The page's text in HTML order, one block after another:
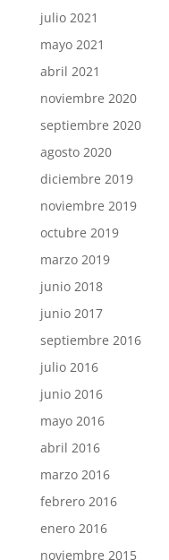
julio 2021
mayo 2021
abril 2021
noviembre 2020
septiembre 2020
agosto 2020
diciembre 2019
noviembre 2019
octubre 2019
marzo 2019
junio 2018
junio 2017
septiembre 2016
julio 2016
junio 2016
mayo 2016
abril 2016
marzo 2016
febrero 2016
enero 2016
noviembre 2015